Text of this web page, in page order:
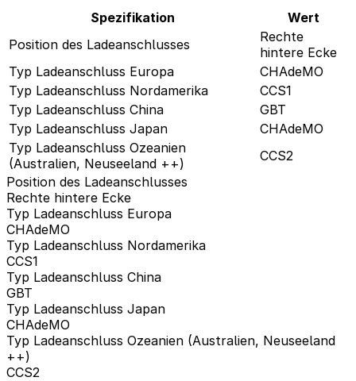
Spezifikation
Wert
Position des Ladeanschlusses
Rechte
hintere Ecke
Typ Ladeanschluss Europa
CHAdeMO
Typ Ladeanschluss Nordamerika
CCS1
Typ Ladeanschluss China
GBT
Typ Ladeanschluss Japan
CHAdeMO
Typ Ladeanschluss Ozeanien
(Australien, Neuseeland ++)
CCS2
Position des Ladeanschlusses
Rechte hintere Ecke
Typ Ladeanschluss Europa
CHAdeMO
Typ Ladeanschluss Nordamerika
CCS1
Typ Ladeanschluss China
GBT
Typ Ladeanschluss Japan
CHAdeMO
Typ Ladeanschluss Ozeanien (Australien, Neuseeland
++)
CCS2